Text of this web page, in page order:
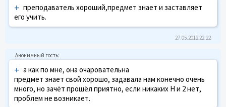
+ преподаватель хороший,предмет знает и заставляет
его учить.
27.05.2012 22:22
+ а как по мне, она очаровательна
предмет знает свой хорошо, задавала нам конечно очень
много, но зачёт прошёл приятно, если никаких Н и 2 нет,
проблем не возникает.